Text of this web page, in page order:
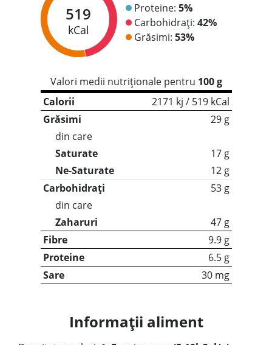
519
kCal
Proteine: 5%
Carbohidrați: 42%
Grăsimi: 53%
Valori medii nutriționale pentru 100 g
Calorii
2171 kj / 519 kCal
Grăsimi
29 g
din care
Saturate
17 g
Ne-Saturate
12 g
Carbohidrați
53 g
din care
Zaharuri
47 g
Fibre
9.9 g
Proteine
6.5 g
Sare
30 mg
Informații aliment